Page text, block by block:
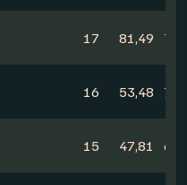
17 81,49
16 53,48
15 47,81